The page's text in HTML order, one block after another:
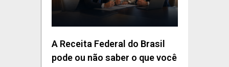
A Receita Federal do Brasil
pode ou não saber o que você